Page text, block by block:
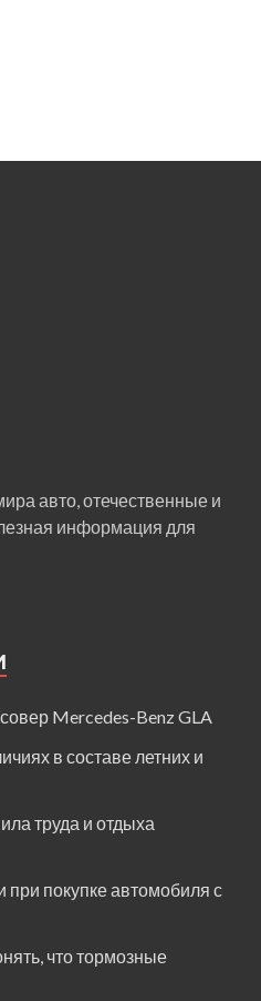
авто, отечественные и
информация для
Mercedes-Benz GLA
в составе летних и
труда и отдыха
покупке автомобиля с
что тормозные